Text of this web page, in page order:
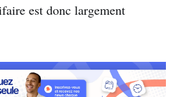
est donc largement